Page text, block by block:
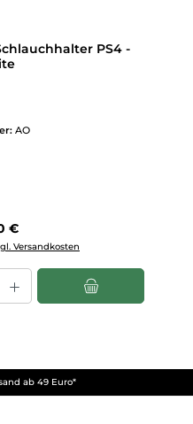
PS4 -
AO
Preis:
€
Versandkosten
Wert ein oder benutze die
ab 49 Euro*